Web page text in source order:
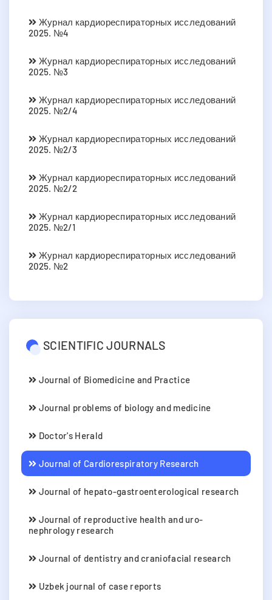
Журнал кардиореспираторных исследований
2025. №4
Журнал кардиореспираторных исследований
2025. №3
Журнал кардиореспираторных исследований
2025. №2/4
Журнал кардиореспираторных исследований
2025. №2/3
Журнал кардиореспираторных исследований
2025. №2/2
Журнал кардиореспираторных исследований
2025. №2/1
Журнал кардиореспираторных исследований
2025. №2
SCIENTIFIC JOURNALS
Journal of Biomedicine and Practice
Journal problems of biology and medicine
Doctor's Herald
Journal of Cardiorespiratory Research
Journal of hepato-gastroenterological research
Journal of reproductive health and uro-
nephrology research
Journal of dentistry and craniofacial research
Uzbek journal of case reports